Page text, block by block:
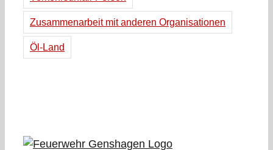
Zusammenarbeit mit anderen Organisationen
Öl-Land